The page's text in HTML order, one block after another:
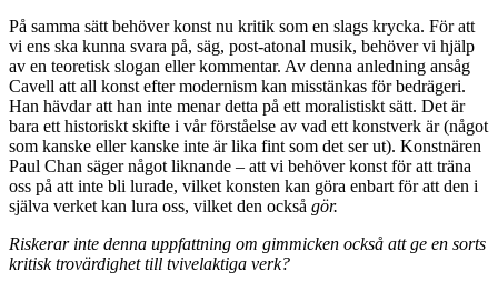
På samma sätt behöver konst nu kritik som en slags krycka. För att
vi ens ska kunna svara på, säg, post-atonal musik, behöver vi hjälp
av en teoretisk slogan eller kommentar. Av denna anledning ansåg
Cavell att all konst efter modernism kan misstänkas för bedrägeri.
Han hävdar att han inte menar detta på ett moralistiskt sätt. Det är
bara ett historiskt skifte i vår förståelse av vad ett konstverk är (något
som kanske eller kanske inte är lika fint som det ser ut). Konstnären
Paul Chan säger något liknande – att vi behöver konst för att träna
oss på att inte bli lurade, vilket konsten kan göra enbart för att den i
själva verket kan lura oss, vilket den också gör.
Riskerar inte denna uppfattning om gimmicken också att ge en sorts
kritisk trovärdighet till tvivelaktiga verk?